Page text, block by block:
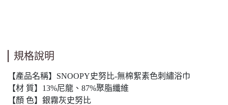
規格說明
【產品名稱】SNOOPY史努比-無棉絮素色刺繡浴巾
【材 質】13%尼龍、87%聚脂纖維
【顏 色】銀霧灰史努比